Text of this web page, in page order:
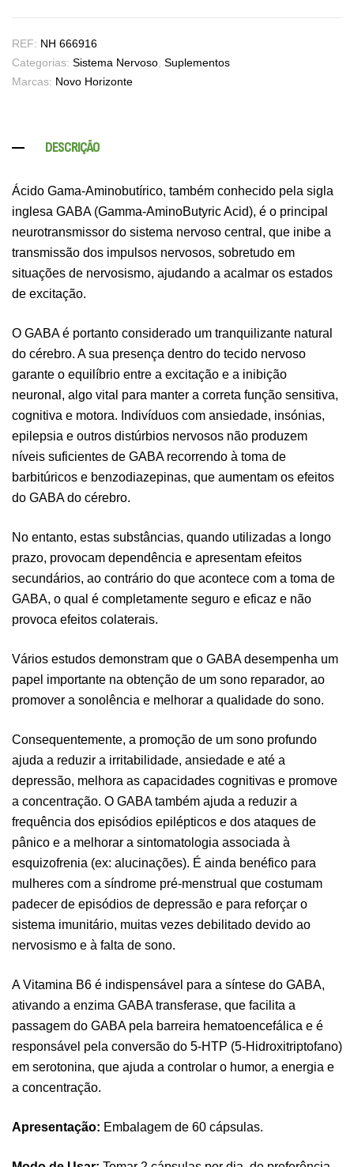
REF: NH 666916
Categorias: Sistema Nervoso Suplementos
Marcas: Novo Horizonte
DESCRIÇÃO
Ácido Gama-Aminobutírico, também conhecido pela sigla
inglesa GABA (Gamma-AminoButyric Acid), é o principal
neurotransmissor do sistema nervoso central, que inibe a
transmissão dos impulsos nervosos, sobretudo em
situações de nervosismo, ajudando a acalmar os estados
de excitação.
O GABA é portanto considerado um tranquilizante natural
do cérebro. A sua presença dentro do tecido nervoso
garante o equilíbrio entre a excitação e a inibição
neuronal, algo vital para manter a correta função sensitiva,
cognitiva e motora. Indivíduos com ansiedade, insónias,
epilepsia e outros distúrbios nervosos não produzem
níveis suficientes de GABA recorrendo à toma de
barbitúricos e benzodiazepinas, que aumentam os efeitos
do GABA do cérebro.
No entanto, estas substâncias, quando utilizadas a longo
prazo, provocam dependência e apresentam efeitos
secundários, ao contrário do que acontece com a toma de
GABA, o qual é completamente seguro e eficaz e não
provoca efeitos colaterais.
Vários estudos demonstram que o GABA desempenha um
papel importante na obtenção de um sono reparador, ao
promover a sonolência e melhorar a qualidade do sono.
Consequentemente, a promoção de um sono profundo
ajuda a reduzir a irritabilidade, ansiedade e até a
depressão, melhora as capacidades cognitivas e promove
a concentração. O GABA também ajuda a reduzir a
frequência dos episódios epilépticos e dos ataques de
pânico e a melhorar a sintomatologia associada à
esquizofrenia (ex: alucinações). É ainda benéfico para
mulheres com a síndrome pré-menstrual que costumam
padecer de episódios de depressão e para reforçar o
sistema imunitário, muitas vezes debilitado devido ao
nervosismo e à falta de sono.
A Vitamina B6 é indispensável para a síntese do GABA,
ativando a enzima GABA transferase, que facilita a
passagem do GABA pela barreira hematoencefálica e é
responsável pela conversão do 5-HTP (5-Hidroxitriptofano)
em serotonina, que ajuda a controlar o humor, a energia e
a concentração.
Apresentação: Embalagem de 60 cápsulas.
Desporto,Suplementos